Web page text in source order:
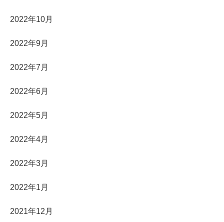
2022年10月
2022年9月
2022年7月
2022年6月
2022年5月
2022年4月
2022年3月
2022年1月
2021年12月